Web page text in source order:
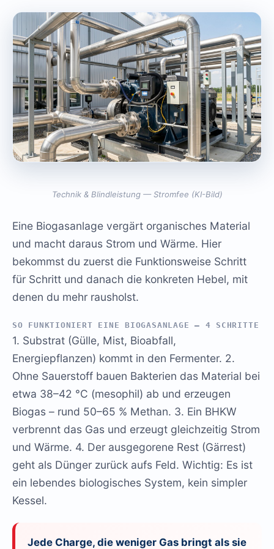
Technik & Blindleistung — Stromfee (KI-Bild)
Eine Biogasanlage vergärt organisches Material
und macht daraus Strom und Wärme. Hier
bekommst du zuerst die Funktionsweise Schritt
für Schritt und danach die konkreten Hebel, mit
denen du mehr rausholst.
SO FUNKTIONIERT EINE BIOGASANLAGE – 4 SCHRITTE
1. Substrat (Gülle, Mist, Bioabfall,
Energiepflanzen) kommt in den Fermenter. 2.
Ohne Sauerstoff bauen Bakterien das Material bei
etwa 38–42 °C (mesophil) ab und erzeugen
Biogas – rund 50–65 % Methan. 3. Ein BHKW
verbrennt das Gas und erzeugt gleichzeitig Strom
und Wärme. 4. Der ausgegorene Rest (Gärrest)
geht als Dünger zurück aufs Feld. Wichtig: Es ist
ein lebendes biologisches System, kein simpler
Kessel.
Jede Charge, die weniger Gas bringt als sie